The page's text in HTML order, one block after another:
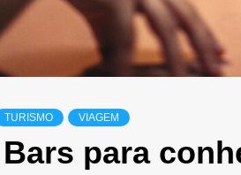
TURISMO VIAGEM
para